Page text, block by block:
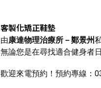
客製化矯正鞋墊
由康達物理治療所－鄭景州
無論您是在尋找適合健身者
歡迎來電預約！預約專線 ：